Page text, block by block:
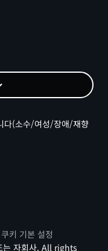
다(소수/여성/장애/재향
쿠키 기본 설정
자회사. All rights